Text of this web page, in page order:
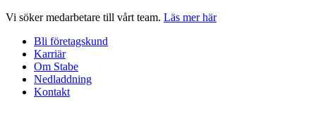
Hoppa
innehåll
Vi söker medarbetare till vårt team. Läs mer här
Bli företagskund
Karriär
Om Stabe
Nedladdning
Kontakt